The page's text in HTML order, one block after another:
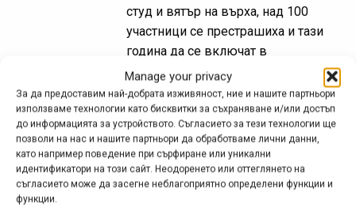
Manage your privacy
За да предоставим най-добрата изживяност, ние и нашите партньори
използваме технологии като бисквитки за съхраняване и/или достъп
до информацията за устройството. Съгласието за тези технологии ще
позволи на нас и нашите партньори да обработваме лични данни,
като например поведение при сърфиране или уникални
идентификатори на този сайт. Неодоренето или оттеглянето на
съгласието може да засегне неблагоприятно определени функции и
функции.
студ и вятър на върха, над 100
участници се престрашиха и тази
година да се включат в
състезанието от кв. Бухово до вр.
Мургаш...
БАЙК и РЪН за Чепън
2015 – репортаж от